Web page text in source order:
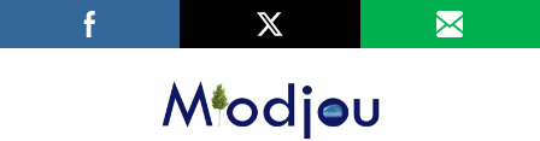
Facebook
LinkedIn